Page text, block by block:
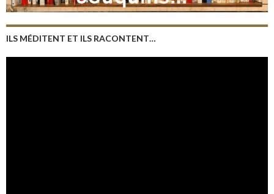
ILS MÉDITENT ET ILS RACONTENT…